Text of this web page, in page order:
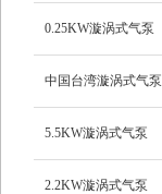
0.25KW漩涡式气泵
中国台湾漩涡式气泵
5.5KW漩涡式气泵
2.2KW漩涡式气泵